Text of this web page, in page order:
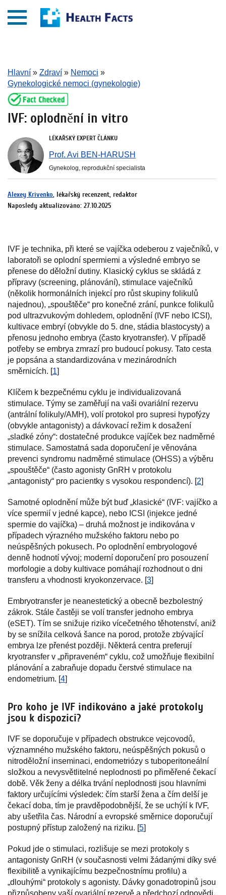
Hlavní » Zdraví » Nemoci »
Gynekologické nemoci (gynekologie)
IVF: oplodnění in vitro
LÉKAŘSKÝ EXPERT ČLÁNKU
Prof. Avi BEN-HARUSH
Gynekolog, reprodukční specialista
Alexey Krivenko, lékařský recenzent, redaktor
Naposledy aktualizováno: 27.10.2025
IVF je technika, při které se vajíčka odeberou z vaječníků, v
laboratoři se oplodní spermiemi a výsledné embryo se
přenese do děložní dutiny. Klasický cyklus se skládá z
přípravy (screening, plánování), stimulace vaječníků
(několik hormonálních injekcí pro růst skupiny folikulů
najednou), „spouštěče“ pro konečné zrání, punkce folikulů
pod ultrazvukovým dohledem, oplodnění (IVF nebo ICSI),
kultivace embryí (obvykle do 5. dne, stádia blastocysty) a
přenosu jednoho embrya (často kryotransfer). V případě
potřeby se embrya zmrazí pro budoucí pokusy. Tato cesta
je popsána a standardizována v mezinárodních
směrnicích. [1]
Klíčem k bezpečnému cyklu je individualizovaná
stimulace. Týmy se zaměřují na vaši ovariální rezervu
(antrální folikuly/AMH), volí protokol pro supresi hypofýzy
(obvykle antagonisty) a dávkovací režim k dosažení
„sladké zóny“: dostatečné produkce vajíček bez nadměrné
stimulace. Samostatná sada doporučení je věnována
prevenci syndromu nadměrné stimulace (OHSS) a výběru
„spouštěče“ (často agonisty GnRH v protokolu
„antagonisty“ pro pacientky s vysokou respondencí). [2]
Samotné oplodnění může být buď „klasické“ (IVF: vajíčko a
více spermií v jedné kapce), nebo ICSI (injekce jedné
spermie do vajíčka) – druhá možnost je indikována v
případech výrazného mužského faktoru nebo po
neúspěšných pokusech. Po oplodnění embryologové
denně hodnotí vývoj; moderní doporučení pro posouzení
morfologie a doby kultivace pomáhají rozhodnout o dni
transferu a vhodnosti kryokonzervace. [3]
Embryotransfer je neanestetický a obecně bezbolestný
zákrok. Stále častěji se volí transfer jednoho embrya
(eSET). Tím se snižuje riziko vícečetného těhotenství, aniž
by se snížila celková šance na porod, protože zbývající
embrya lze přenést později. Některá centra preferují
kryotransfer v „připraveném“ cyklu, což umožňuje flexibilní
plánování a zabraňuje dopadu čerstvé stimulace na
endometrium. [4]
Pro koho je IVF indikováno a jaké protokoly
jsou k dispozici?
IVF se doporučuje v případech obstrukce vejcovodů,
významného mužského faktoru, neúspěšných pokusů o
nitroděložní inseminaci, endometriózy s tuboperitoneální
složkou a nevysvětlitelné neplodnosti po přiměřené čekací
době. Věk ženy a délka trvání neplodnosti jsou hlavními
faktory určujícími výsledek: čím starší žena a čím delší je
čekací doba, tím je pravděpodobnější, že se uchýlí k IVF,
aby ušetřila čas. Národní a evropské směrnice doporučují
postupný přístup založený na riziku. [5]
Pokud jde o stimulaci, rozlišuje se mezi protokoly s
antagonisty GnRH (v současnosti velmi žádanými díky své
flexibilitě a vynikajícímu bezpečnostnímu profilu) a
„dlouhými“ protokoly s agonisty. Dávky gonadotropinů jsou
přizpůsobeny vaší ovariální rezervě a předchozí odpovědi.